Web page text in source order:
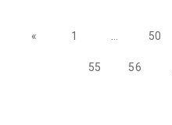
« 1 50
55 56